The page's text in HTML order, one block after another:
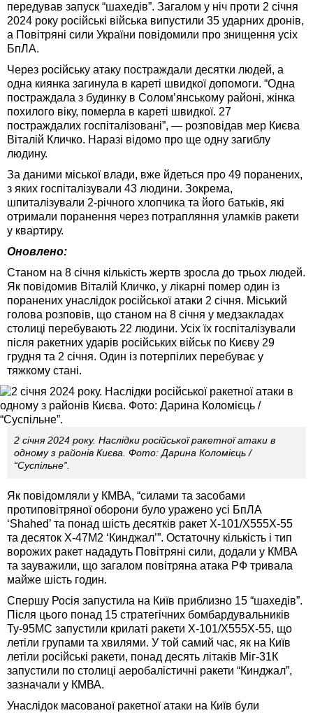
передував запуск “шахедів”. Загалом у ніч проти 2 січня
2024 року російські війська випустили 35 ударних дронів,
а Повітряні сили України повідомили про знищення усіх
БпЛА.
Через російську атаку постраждали десятки людей, а
одна киянка загинула в кареті швидкої допомоги. “Одна
постраждала з будинку в Соломʼянському районі, жінка
похилого віку, померла в кареті швидкої. 27
постраждалих госпіталізовані”, — розповідав мер Києва
Віталій Кличко. Наразі відомо про ще одну загиблу
людину.
За даними міської влади, вже йдеться про 49 поранених,
з яких госпіталізували 43 людини. Зокрема,
шпиталізували 2-річного хлопчика та його батьків, які
отримали поранення через потрапляння уламків ракети
у квартиру.
Оновлено:
Станом на 8 січня кількість жертв зросла до трьох людей.
Як повідомив Віталій Кличко, у лікарні помер один із
поранених унаслідок російської атаки 2 січня. Міський
голова розповів, що станом на 8 січня у медзакладах
столиці перебувають 22 людини. Усіх їх госпіталізували
після ракетних ударів російських військ по Києву 29
грудня та 2 січня. Один із потерпілих перебуває у
тяжкому стані.
2 січня 2024 року. Наслідки російської ракетної атаки в
одному з районів Києва. Фото: Дарина Коломієць /
“Суспільне”.
Як повідомляли у КМВА, “силами та засобами
протиповітряної оборони було уражено усі БпЛА
‘Shahed’ та понад шість десятків ракет Х-101/Х555Х-55
та десяток Х-47М2 ‘Кинджал’”. Остаточну кількість і тип
ворожих ракет нададуть Повітряні сили, додали у КМВА
та зауважили, що загалом повітряна атака РФ тривала
майже шість годин.
Спершу Росія запустила на Київ приблизно 15 “шахедів”.
Після цього понад 15 стратегічних бомбардувальників
Ту-95МС запустили крилаті ракети Х-101/Х555Х-55, що
летіли групами та хвилями. У той самий час, як на Київ
летіли російські ракети, понад десять літаків Міг-31К
запустили по столиці аеробалістичні ракети “Кинджал”,
зазначали у КМВА.
Унаслідок масованої ракетної атаки на Київ були